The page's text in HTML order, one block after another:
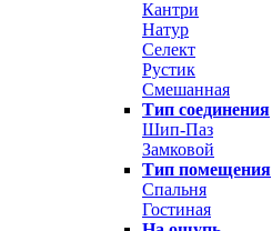
Кантри
Натур
Селект
Рустик
Смешанная
Тип соединения
Шип-Паз
Замковой
Тип помещения
Спальня
Гостиная